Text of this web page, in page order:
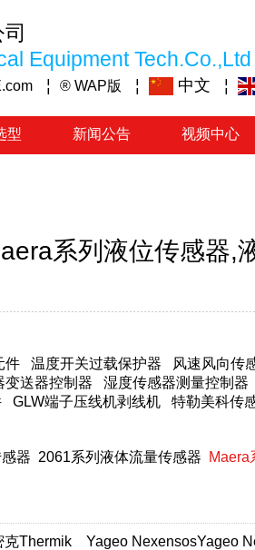
Equipment Tech.Co.,Ltd
¦ ® WAP版 ¦ 中文 ¦
型 新闻公告 视频中心
系列液位传感器,
件 温度开关过载保护器 风速风向传
变送器控制器 湿度传感器测量控制器
GLW端子压线机剥线机 特勒美科传
器 2061系列液体流量传感器 Maera
克Thermik Yageo NexensosYageo